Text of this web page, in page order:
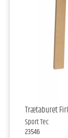
Trætaburet
Sport Tec
23546